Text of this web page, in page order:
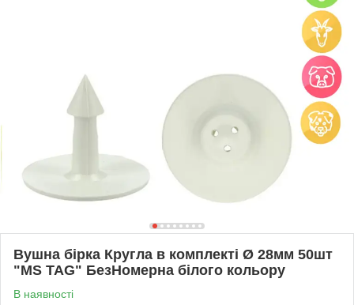
Вушна бірка Кругла в комплекті Ø 28мм 50шт
"МS TAG" БезНомерна білого кольору
В наявності